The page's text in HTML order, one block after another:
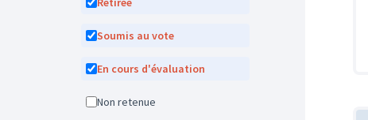
Soumis au vote
En cours d'évaluation
Non retenue